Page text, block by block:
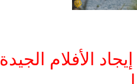
الأفلام الجيدة